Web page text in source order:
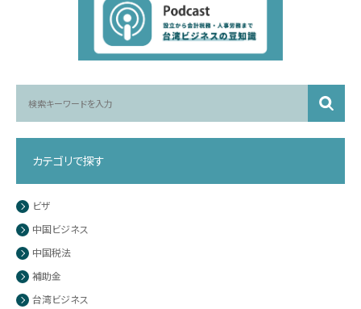
カテゴリで探す
ビザ
中国ビジネス
中国税法
補助金
台湾ビジネス